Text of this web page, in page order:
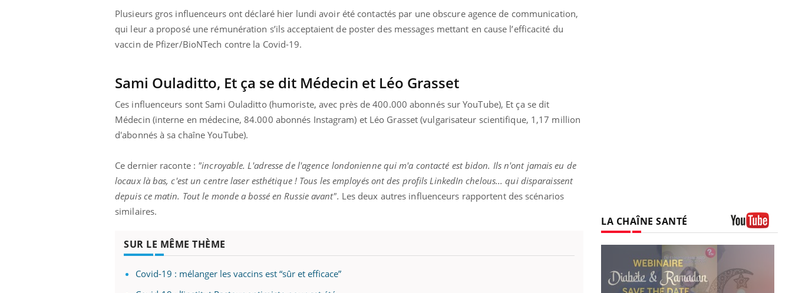
Plusieurs gros influenceurs ont déclaré hier lundi avoir été contactés par une obscure agence de communication,
qui leur a proposé une rémunération s’ils acceptaient de poster des messages mettant en cause l’efficacité du
vaccin de Pfizer/BioNTech contre la Covid-19.
Sami Ouladitto, Et ça se dit Médecin et Léo Grasset
Ces influenceurs sont Sami Ouladitto (humoriste, avec près de 400.000 abonnés sur YouTube), Et ça se dit
Médecin (interne en médecine, 84.000 abonnés Instagram) et Léo Grasset (vulgarisateur scientifique, 1,17 million
d'abonnés à sa chaîne YouTube).
Ce dernier raconte : "incroyable. L'adresse de l'agence londonienne qui m'a contacté est bidon. Ils n'ont jamais eu de
locaux là bas, c'est un centre laser esthétique ! Tous les employés ont des profils LinkedIn chelous... qui disparaissent
depuis ce matin. Tout le monde a bossé en Russie avant". Les deux autres influenceurs rapportent des scénarios
similaires.
SUR LE MÊME THÈME
Covid-19 : mélanger les vaccins est “sûr et efficace”
LA CHAÎNE SANTÉ